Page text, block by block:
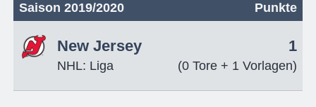
Saison 2019/2020 Punkte
New Jersey
NHL: Liga
1
(0 Tore + 1 Vorlagen)